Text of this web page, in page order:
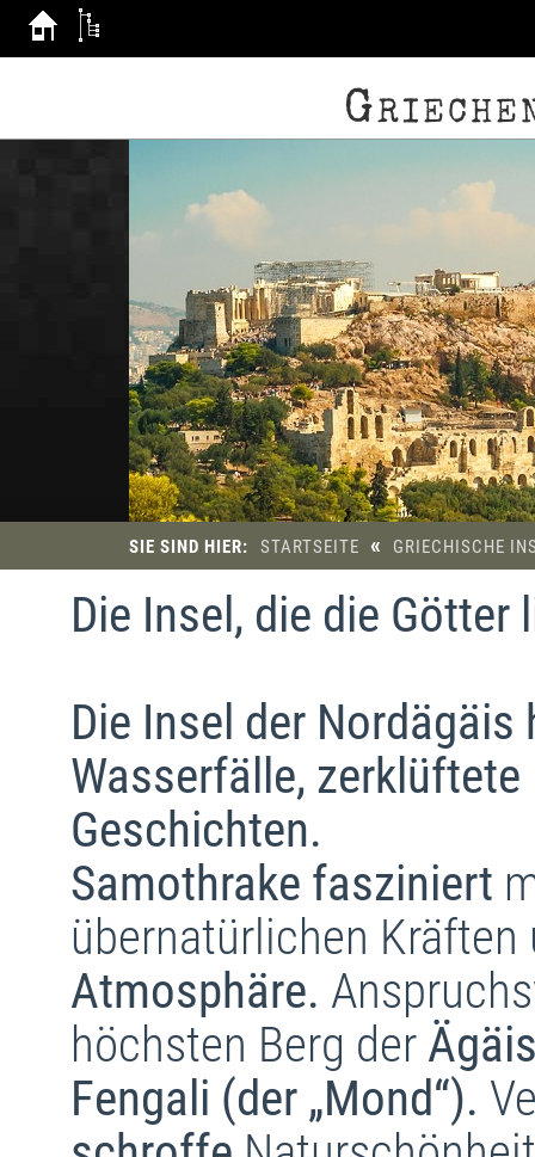
SIE SIND HIER: STARTSEITE « GRIECHISCHE
Die Insel, die die Götter
Die Insel der Nordägäis
Wasserfälle,
Geschichten.
Samothrake fasziniert
übernatürlichen
Atmosphäre.
höchsten Berg der
Fengali (der „Mond“).